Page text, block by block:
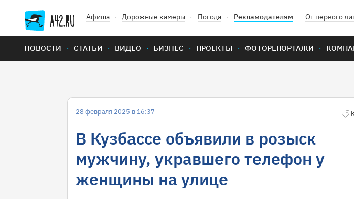
Афиша Дорожные камеры Погода Рекламодателям От первого
НОВОСТИ СТАТЬИ ВИДЕО БИЗНЕС ПРОЕКТЫ ФОТОРЕПОРТАЖИ
28 февраля 2025 в 16:37
В Кузбассе объявили в розыск
мужчину, укравшего телефон у
женщины на улице